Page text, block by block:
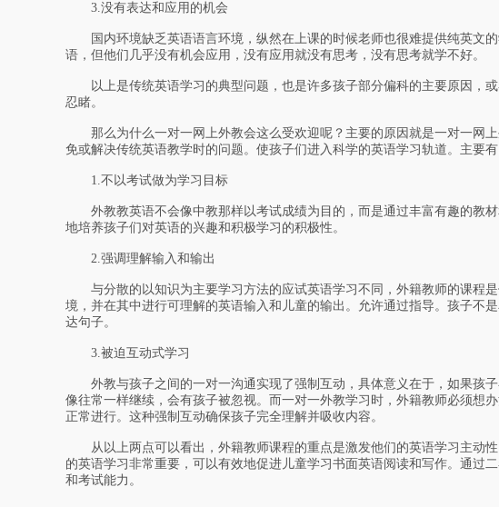
3.没有表达和应用的机会
国内环境缺乏英语语言环境，纵然在上课的时候老师也很难提供纯英文
语，但他们几乎没有机会应用，没有应用就没有思考，没有思考就学不好。
以上是传统英语学习的典型问题，也是许多孩子部分偏科的主要原因，或
忍睹。
那么为什么一对一网上外教会这么受欢迎呢？主要的原因就是一对一网上
免或解决传统英语教学时的问题。使孩子们进入科学的英语学习轨道。主要有
1.不以考试做为学习目标
外教教英语不会像中教那样以考试成绩为目的，而是通过丰富有趣的教
地培养孩子们对英语的兴趣和积极学习的积极性。
2.强调理解输入和输出
与分散的以知识为主要学习方法的应试英语学习不同，外籍教师的课程是
境，并在其中进行可理解的英语输入和儿童的输出。允许通过指导。孩子不
达句子。
3.被迫互动式学习
外教与孩子之间的一对一沟通实现了强制互动，具体意义在于，如果孩子
像往常一样继续，会有孩子被忽视。而一对一外教学习时，外籍教师必须想
正常进行。这种强制互动确保孩子完全理解并吸收内容。
从以上两点可以看出，外籍教师课程的重点是激发他们的英语学习主动
的英语学习非常重要，可以有效地促进儿童学习书面英语阅读和写作。通过
和考试能力。